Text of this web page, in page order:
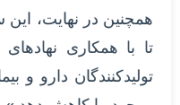
همچنین در نهایت،
تا با همکاری
تولیدکنندگان دارو و